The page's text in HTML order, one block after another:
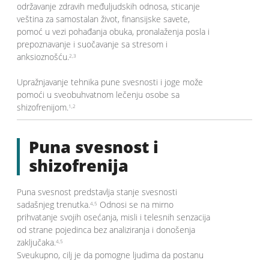
održavanje zdravih međuljudskih odnosa, sticanje
veština za samostalan život, finansijske savete,
pomoć u vezi pohađanja obuka, pronalaženja posla i
prepoznavanje i suočavanje sa stresom i
anksioznošću.2,3
Upražnjavanje tehnika pune svesnosti i joge može
pomoći u sveobuhvatnom lečenju osobe sa
shizofrenijom.1,2
Puna svesnost i
shizofrenija
Puna svesnost predstavlja stanje svesnosti
sadašnjeg trenutka.4,5 Odnosi se na mirno
prihvatanje svojih osećanja, misli i telesnih senzacija
od strane pojedinca bez analiziranja i donošenja
zaključaka.4,5
Sveukupno, cilj je da pomogne ljudima da postanu